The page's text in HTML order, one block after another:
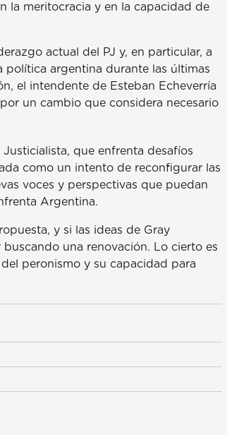
la meritocracia y en la capacidad de
actual del PJ y, en particular, a
política argentina durante las últimas
el intendente de Esteban Echeverría
un cambio que considera necesario
que enfrenta desafíos
como un intento de reconfigurar las
voces y perspectivas que puedan
Argentina.
y si las ideas de Gray
una renovación. Lo cierto es
peronismo y su capacidad para